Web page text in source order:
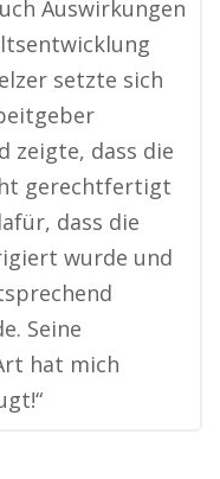
Auswirkungen
setzte sich
zeigte, dass die
gerechtfertigt
dass die
wurde und
Seine
hat mich